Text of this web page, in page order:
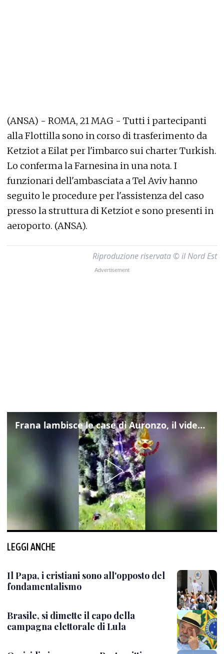
(ANSA) - ROMA, 21 MAG - Tutti i partecipanti
alla Flottilla sono in corso di trasferimento da
Ketziot a Eilat per l'imbarco sui charter Turkish.
Lo conferma la Farnesina in una nota. I
funzionari dell'ambasciata a Tel Aviv hanno
seguito le procedure per l'assistenza del caso
presso la struttura di Ketziot e sono presenti in
aeroporto. (ANSA).
Riproduzione riservata © il Nord Est
Frana lambisce le case di Auronzo, il video dall'elicottero dei vigili del fuoco
LEGGI ANCHE
Il Papa, i cristiani sono all'opposto del
fondamentalismo
Brasile, si dimette il capo della
campagna elettorale di Lula